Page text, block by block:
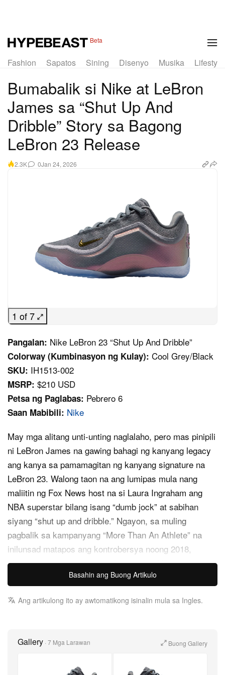
Beta
Fashion Sapatos Sining Disenyo Musika Lifestyle
Bumabalik si Nike at LeBron
James sa “Shut Up And
Dribble” Story sa Bagong
LeBron 23 Release
2.3K 0Jan 24, 2026
1 of 7
Pangalan: Nike LeBron 23 “Shut Up And Dribble”
Colorway (Kumbinasyon ng Kulay): Cool Grey/Black
SKU: IH1513-002
MSRP: $210 USD
Petsa ng Paglabas: Pebrero 6
Saan Mabibili: Nike
May mga alitang unti-unting naglalaho, pero mas pinipili
ni LeBron James na gawing bahagi ng kanyang legacy
ang kanya sa pamamagitan ng kanyang signature na
LeBron 23. Walong taon na ang lumipas mula nang
maliitin ng Fox News host na si Laura Ingraham ang
NBA superstar bilang isang “dumb jock” at sabihan
siyang “shut up and dribble.” Ngayon, sa muling
pagbalik sa kampanyang “More Than An Athlete” na
inilunsad matapos ang kontrobersya noong 2018,
ginagawang matapang na pahayag nina Nike at James
ang naturang soundbite sa nalalapit na Nike LeBron 23
ang textured na konstruksyon na may steel grate
disenyo, tampok ang statement na “Still Talking” — na
Basahin ang Buong Artikulo
Ang artikulong ito ay awtomatikong isinalin mula sa Ingles.
Gallery · 7 Mga Larawan Buong Gallery